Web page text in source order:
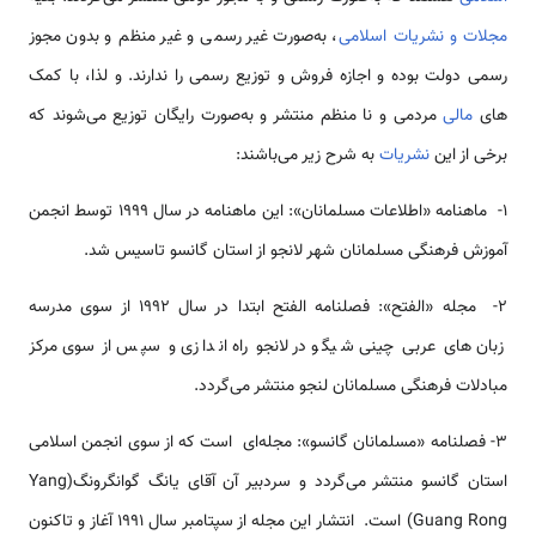
مجلات و نشریات اسلامی، به‌صورت غیر رسمی و غیر منظم و بدون مجوز
رسمی دولت بوده و اجازه فروش و توزیع رسمی را ندارند. و لذا، با کمک­‌
های مالیمردمی و نا منظم منتشر و به‌صورت رایگان توزیع می‌شوند که
برخی از ایننشریاتبه شرح زیر می­‌باشند:
1- ماهنامه «اطلاعات مسلمانان»: این ماهنامه در سال 1999 توسط انجمن
آموزش فرهنگی مسلمانان شهر لانجو از استان گانسو تاسیس شد.
2- مجله «الفتح»: فصلنامه الفتح ابتدا در سال 1992 از سوی مدرسه
زبان‌های عربی چینی شی­گو در لانجو راه اندازی و سپس از سوی مرکز
مبادلات فرهنگی مسلمانان لنجو منتشر می­‌گردد.
3- فصلنامه «مسلمانان گانسو»: مجله‌ای است که از سوی انجمن اسلامی
استان گانسو منتشر می‎‌گردد و سردبیر آن آقای یانگ گوانگ­رونگ(Yang
Guang Rong) است. انتشار این مجله از سپتامبر سال 1991 آغاز و تاکنون